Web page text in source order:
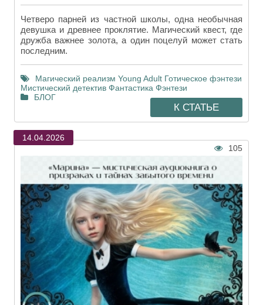
Четверо парней из частной школы, одна необычная
девушка и древнее проклятие. Магический квест, где
дружба важнее золота, а один поцелуй может стать
последним.
Магический реализм Young Adult Готическое фэнтези
Мистический детектив Фантастика Фэнтези
БЛОГ
К СТАТЬЕ
14.04.2026
105